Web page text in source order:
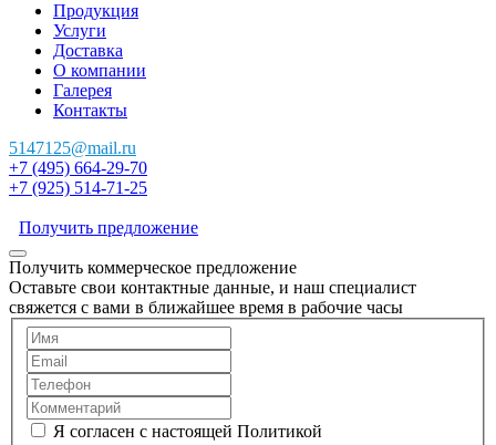
Продукция
Услуги
Доставка
О компании
Галерея
Контакты
5147125@mail.ru
+7 (495) 664-29-70
+7 (925) 514-71-25
Получить предложение
Получить коммерческое предложение
Оставьте свои контактные данные, и наш специалист
свяжется с вами в ближайшее время в рабочие часы
Я согласен с настоящей Политикой